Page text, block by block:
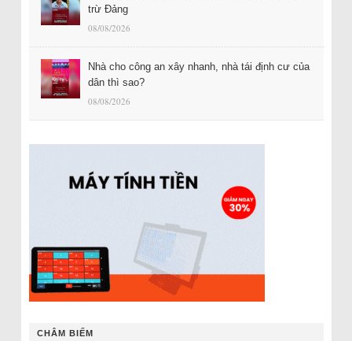
trừ Đảng
08/08/2026
Nhà cho công an xây nhanh, nhà tái định cư của
dân thì sao?
08/08/2026
CHÂM BIẾM